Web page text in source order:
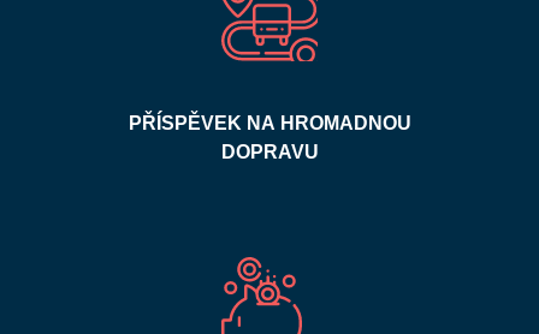
PŘÍSPĚVEK NA HROMADNOU
DOPRAVU